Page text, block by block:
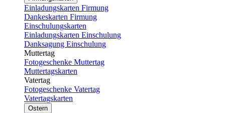
Einladungskarten Firmung
Dankeskarten Firmung
Einschulungskarten
Einladungskarten Einschulung
Danksagung Einschulung
Muttertag
Fotogeschenke Muttertag
Muttertagskarten
Vatertag
Fotogeschenke Vatertag
Vatertagskarten
Ostern